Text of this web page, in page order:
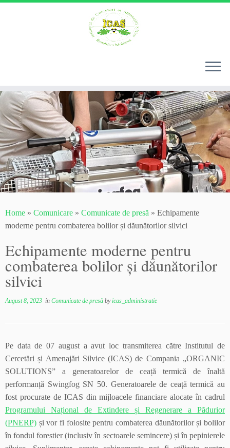
Skip
to
content
Home » Comunicare » Comunicate de presă » Echipamente
moderne pentru combaterea bolilor și dăunătorilor silvici
Echipamente moderne pentru
combaterea bolilor și dăunătorilor
silvici
August 8, 2023 in Comunicate de presă byicas_administratie
Pe data de 07 august a avut loc transmiterea către Institutul de
Cercetări și Amenajări Silvice (ICAS) de Compania „ORGANIC
SOLUTIONS” a generatoarelor de ceață termică de înaltă
performanță Swingfog SN 50. Generatoarele de ceață termică au
fost procurate de ICAS din mijloacele financiare alocate în cadrul
Programului Național de Extindere și Regenerare a Pădurior
(PNERP) și vor fi folosite pentru combaterea dăunătorilor și bolilor
în fondul forestier (inclusiv în sectoarele semincere) și în pepinierele